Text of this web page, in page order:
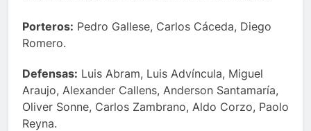
Porteros: Pedro Gallese, Carlos Cáceda, Diego
Romero.
Defensas: Luis Abram, Luis Advíncula, Miguel
Araujo, Alexander Callens, Anderson Santamaría,
Oliver Sonne, Carlos Zambrano, Aldo Corzo, Paolo
Reyna.